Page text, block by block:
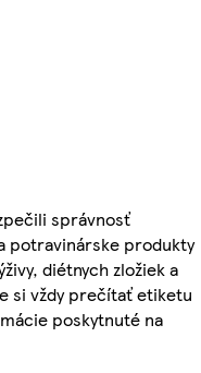
správnosť
potravinárske produkty
diétnych zložiek a
si vždy prečítať etiketu
poskytnuté na